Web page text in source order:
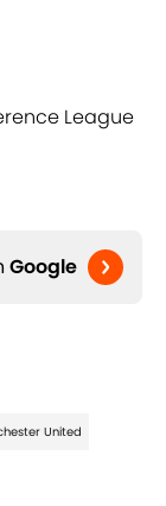
League
Google
United